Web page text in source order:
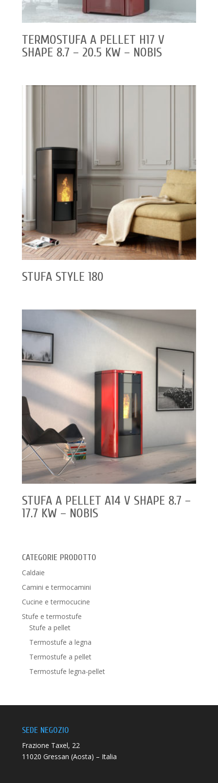
TERMOSTUFA A PELLET H17 V
SHAPE 8.7 – 20.5 KW – NOBIS
STUFA STYLE 180
STUFA A PELLET A14 V SHAPE 8.7 –
17.7 KW – NOBIS
CATEGORIE PRODOTTO
Caldaie
Camini e termocamini
Cucine e termocucine
Stufe e termostufe
Stufe a pellet
Termostufe a legna
Termostufe a pellet
Termostufe legna-pellet
SEDE NEGOZIO
Frazione Taxel, 22
11020 Gressan (Aosta) – Italia